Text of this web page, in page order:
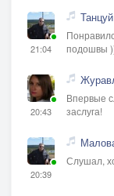
21:04
подошвы
20:43
Впервые
заслуга!
20:39
Слушал,